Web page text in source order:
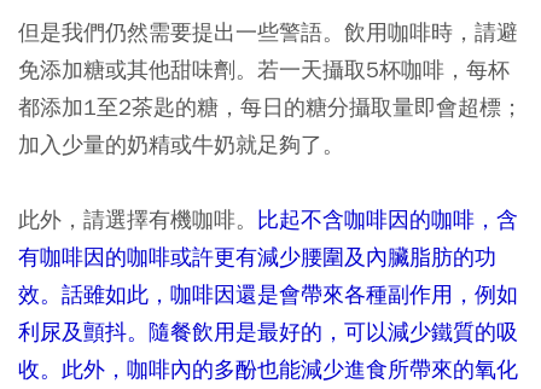
但是我們仍然需要提出一些警語。飲用咖啡時，請避
免添加糖或其他甜味劑。若一天攝取5杯咖啡，每杯
都添加1至2茶匙的糖，每日的糖分攝取量即會超標；
加入少量的奶精或牛奶就足夠了。
此外，請選擇有機咖啡。 比起不含咖啡因的咖啡，含
有咖啡因的咖啡或許更有減少腰圍及內臟脂肪的功
效。話雖如此，咖啡因還是會帶來各種副作用，例如
利尿及顫抖。隨餐飲用是最好的，可以減少鐵質的吸
收。此外，咖啡內的多酚也能減少進食所帶來的氧化